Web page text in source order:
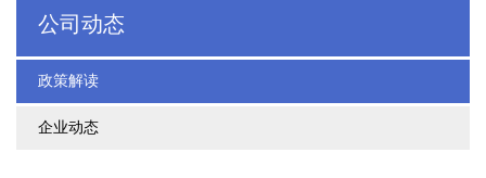
公司动态
政策解读
企业动态